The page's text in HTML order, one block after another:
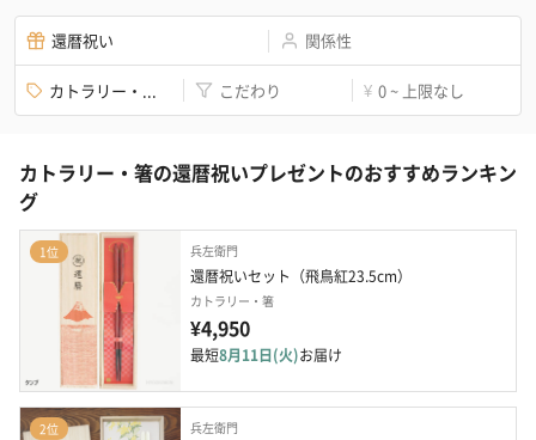
還暦祝い 関係性
カトラリー・... こだわり ¥ 0 ~ 上限なし
カトラリー・箸の還暦祝いプレゼントのおすすめランキン
グ
1位 兵左衛門
還暦祝いセット（飛鳥紅23.5cm）
カトラリー・箸
¥4,950
最短8月11日(火)お届け
2位 兵左衛門